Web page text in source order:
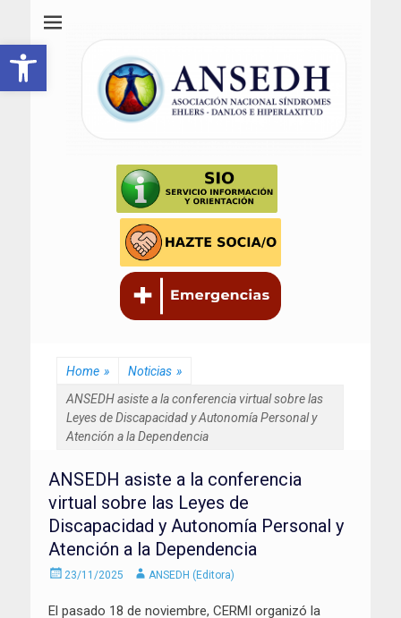
Home » Noticias »
ANSEDH asiste a la conferencia virtual sobre las
Leyes de Discapacidad y Autonomía Personal y
Atención a la Dependencia
ANSEDH asiste a la conferencia
virtual sobre las Leyes de
Discapacidad y Autonomía Personal y
Atención a la Dependencia
Enviado
23/11/2025 AutorANSEDH (Editora)
El pasado 18 de noviembre, CERMI organizó la
Abrir barra de herramientas